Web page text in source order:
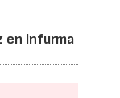
en Infurma